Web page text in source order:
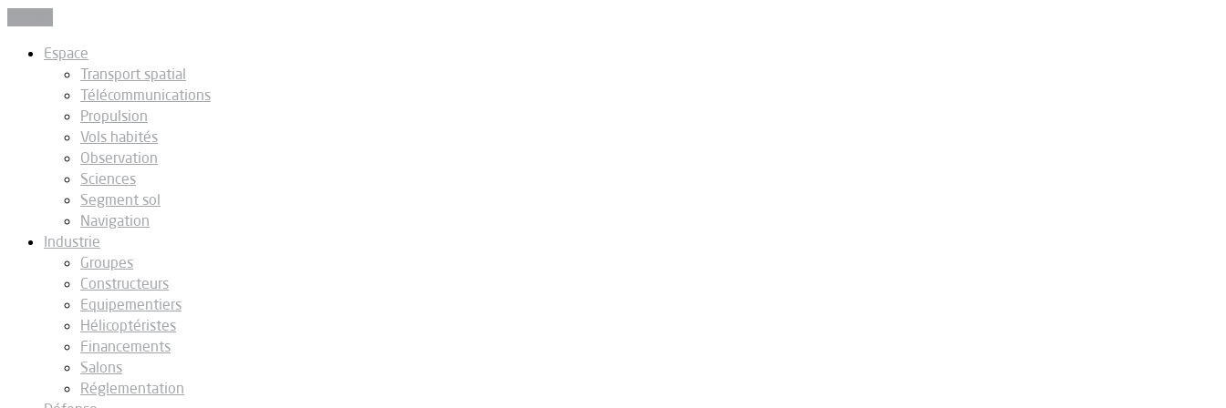
Espace
Transport spatial
Télécommunications
Propulsion
Vols habités
Observation
Sciences
Segment sol
Navigation
Industrie
Groupes
Constructeurs
Equipementiers
Hélicoptéristes
Financements
Salons
Réglementation